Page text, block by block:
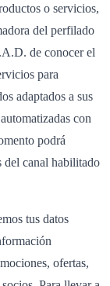
o servicios,
del perfilado
de conocer el
para
adaptados a sus
con
podrá
del canal habilitado
tus datos
ofertas,